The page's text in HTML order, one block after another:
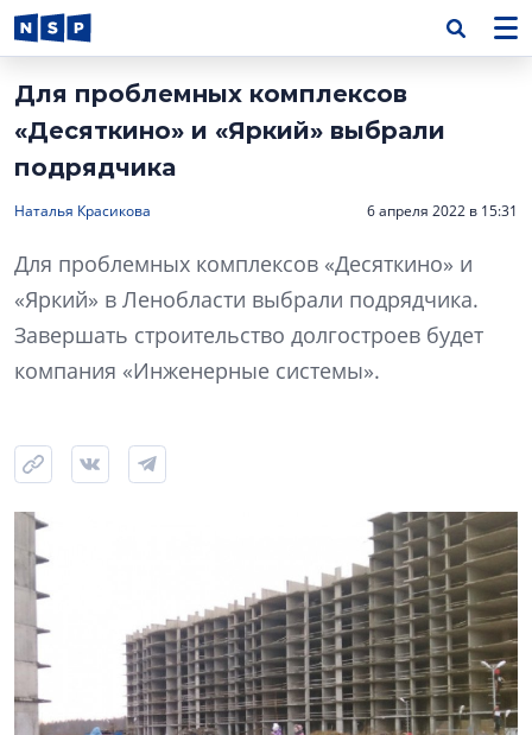
Для проблемных комплексов
«Десяткино» и «Яркий» выбрали
подрядчика
Наталья Красикова 6 апреля 2022 в 15:31
Для проблемных комплексов «Десяткино» и
«Яркий» в Ленобласти выбрали подрядчика.
Завершать строительство долгостроев будет
компания «Инженерные системы».